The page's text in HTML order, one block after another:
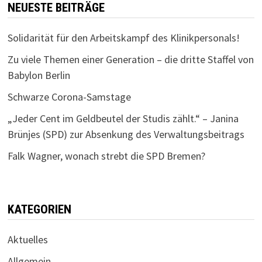
NEUESTE BEITRÄGE
Solidarität für den Arbeitskampf des Klinikpersonals!
Zu viele Themen einer Generation – die dritte Staffel von
Babylon Berlin
Schwarze Corona-Samstage
„Jeder Cent im Geldbeutel der Studis zählt.“ – Janina
Brünjes (SPD) zur Absenkung des Verwaltungsbeitrags
Falk Wagner, wonach strebt die SPD Bremen?
KATEGORIEN
Aktuelles